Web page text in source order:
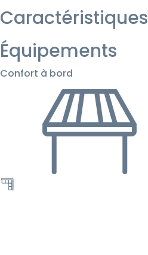
Caractéristiques
Équipements
Confort à bord